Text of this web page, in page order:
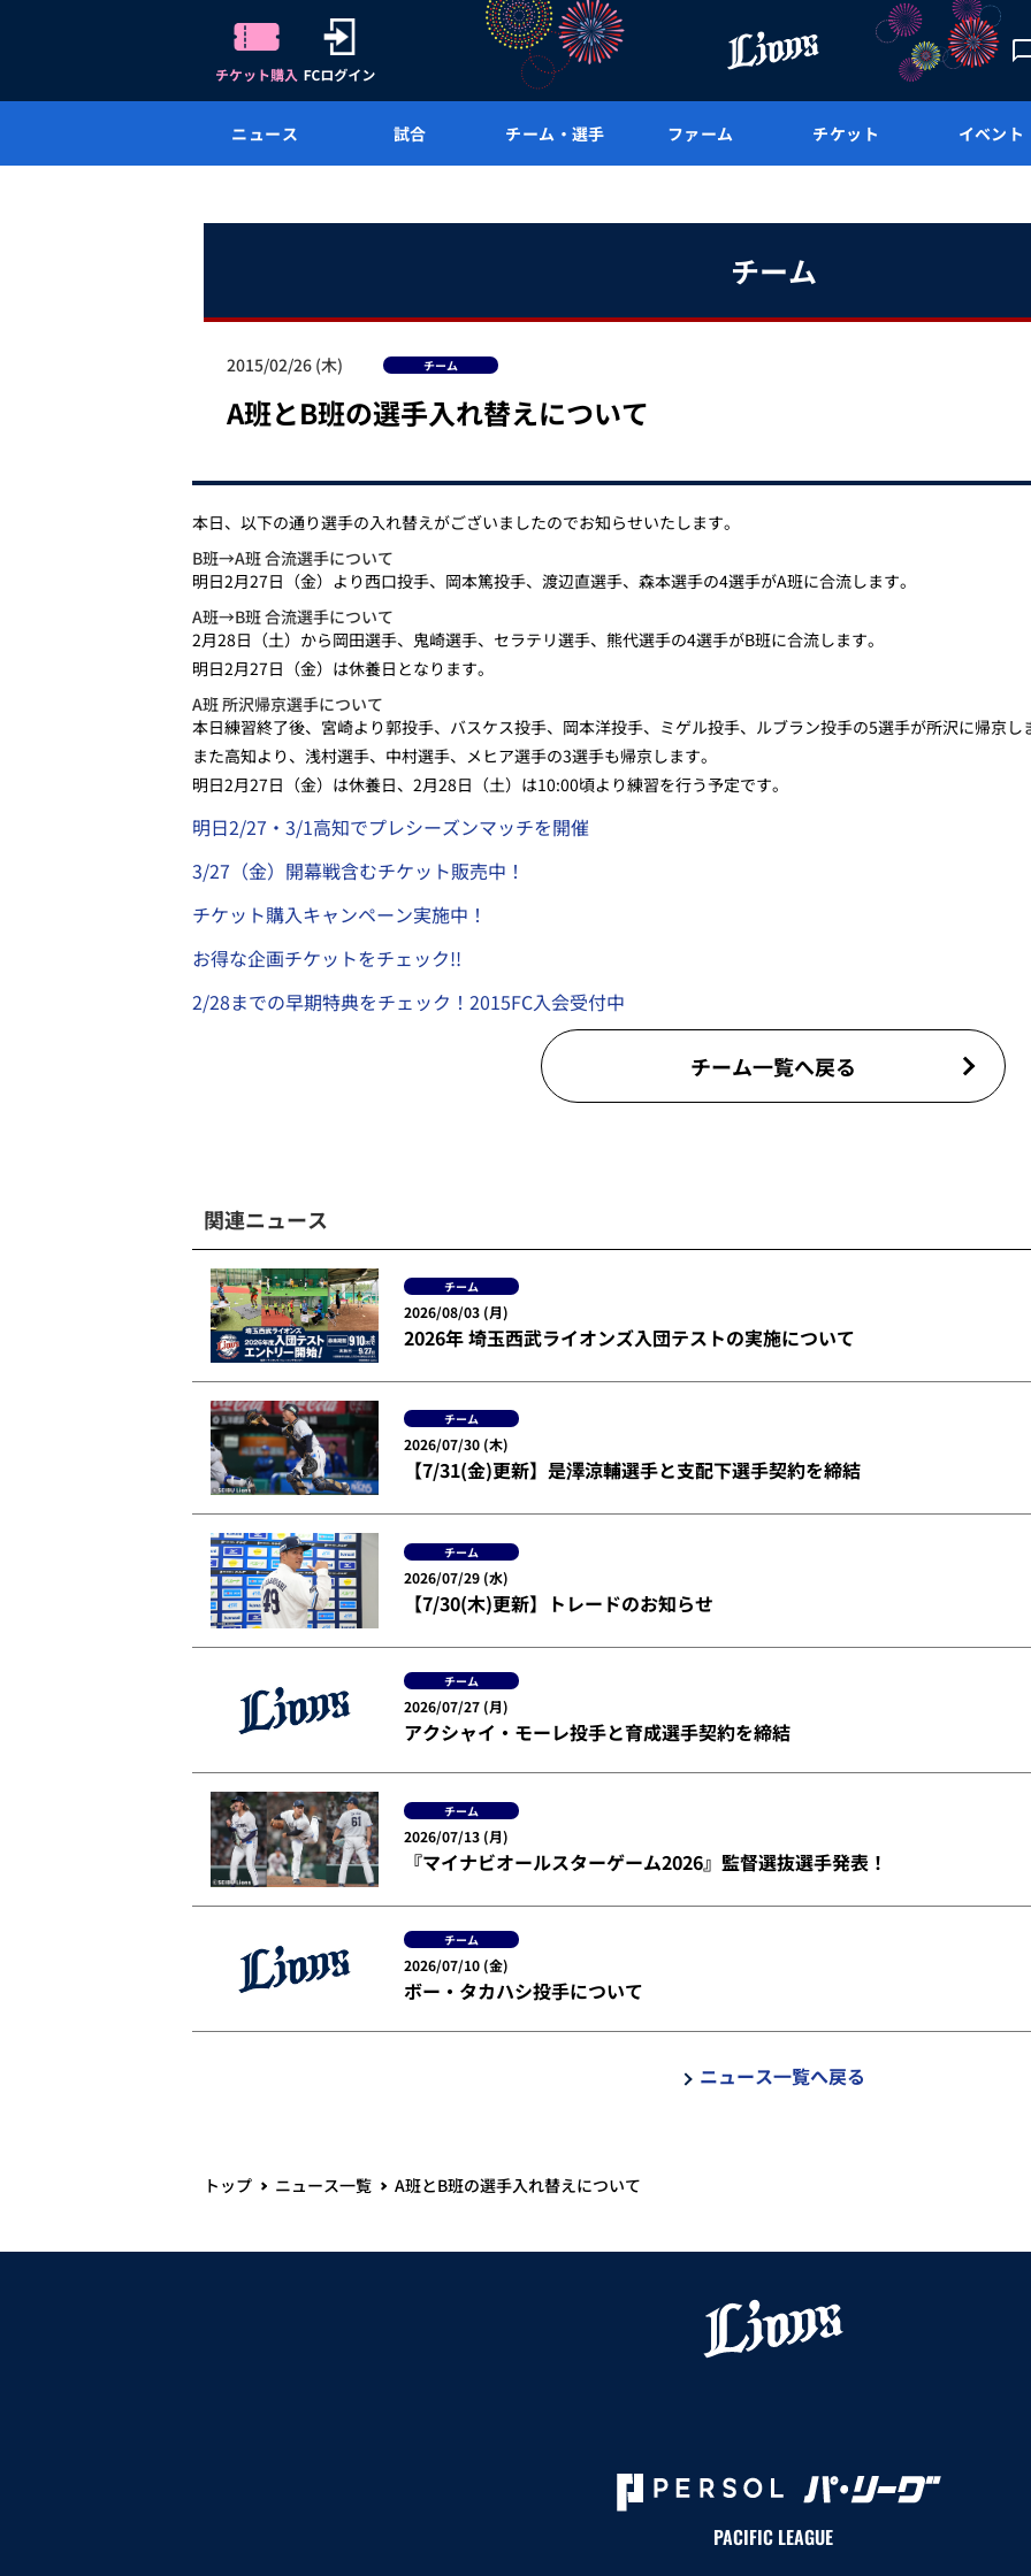
ニュース 試合 チーム・選手 ファーム チケット イベント
チーム
2015/02/26 (木) チーム
A班とB班の選手入れ替えについて
本日、以下の通り選手の入れ替えがございましたのでお知らせいたします。
B班→A班 合流選手について
明日2月27日（金）より西口投手、岡本篤投手、渡辺直選手、森本選手の4選手がA班に合流します。
A班→B班 合流選手について
2月28日（土）から岡田選手、鬼崎選手、セラテリ選手、熊代選手の4選手がB班に合流します。
明日2月27日（金）は休養日となります。
A班 所沢帰京選手について
本日練習終了後、宮崎より郭投手、バスケス投手、岡本洋投手、ミゲル投手、ルブラン投手の5選手が所沢に帰京し
また高知より、浅村選手、中村選手、メヒア選手の3選手も帰京します。
明日2月27日（金）は休養日、2月28日（土）は10:00頃より練習を行う予定です。
明日2/27・3/1高知でプレシーズンマッチを開催
3/27（金）開幕戦含むチケット販売中！
チケット購入キャンペーン実施中！
お得な企画チケットをチェック!!
2/28までの早期特典をチェック！2015FC入会受付中
チーム一覧へ戻る
関連ニュース
チーム
2026/08/03 (月)
2026年 埼玉西武ライオンズ入団テストの実施について
チーム
2026/07/30 (木)
【7/31(金)更新】是澤涼輔選手と支配下選手契約を締結
チーム
2026/07/29 (水)
【7/30(木)更新】トレードのお知らせ
チーム
2026/07/27 (月)
アクシャイ・モーレ投手と育成選手契約を締結
チーム
2026/07/13 (月)
『マイナビオールスターゲーム2026』監督選抜選手発表！
チーム
2026/07/10 (金)
ボー・タカハシ投手について
ニュース一覧へ戻る
トップ ニュース一覧 A班とB班の選手入れ替えについて
PACIFIC LEAGUE